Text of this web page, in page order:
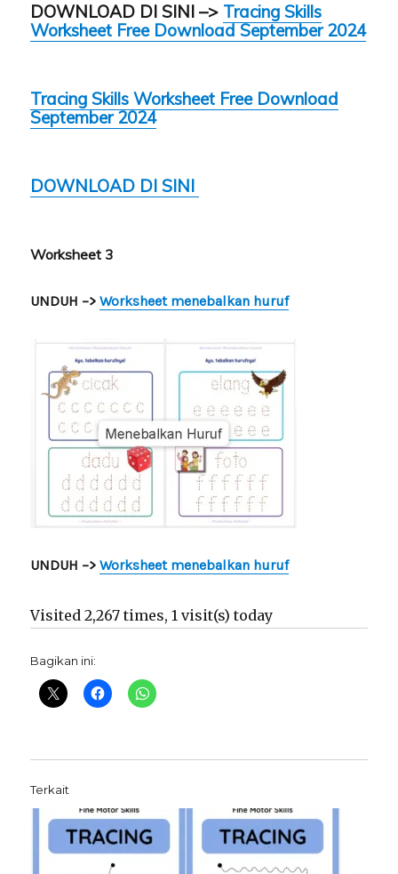
DOWNLOAD DI SINI –> Tracing Skills
Worksheet Free Download September 2024
Tracing Skills Worksheet Free Download
September 2024
DOWNLOAD DI SINI
Worksheet 3
UNDUH –>Worksheet menebalkan huruf
UNDUH –>Worksheet menebalkan huruf
Visited 2,267 times, 1 visit(s) today
Bagikan ini:
Terkait